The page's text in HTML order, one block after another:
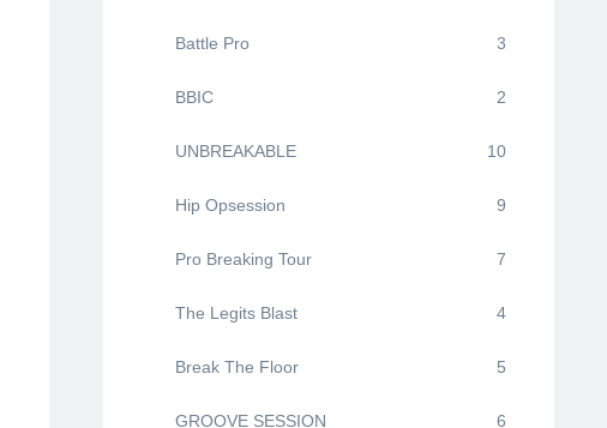
Battle Pro 3
BBIC 2
UNBREAKABLE 10
Hip Opsession 9
Pro Breaking Tour 7
The Legits Blast 4
Break The Floor 5
GROOVE SESSION 6